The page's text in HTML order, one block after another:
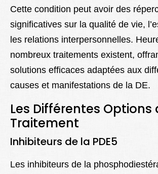
Cette condition peut avoir des
significatives sur la qualité de vie,
les relations interpersonnelles.
nombreux traitements existent,
solutions efficaces adaptées aux
causes et manifestations de la DE.
Les Différentes Options
Traitement
Inhibiteurs de la PDE5
Les inhibiteurs de la